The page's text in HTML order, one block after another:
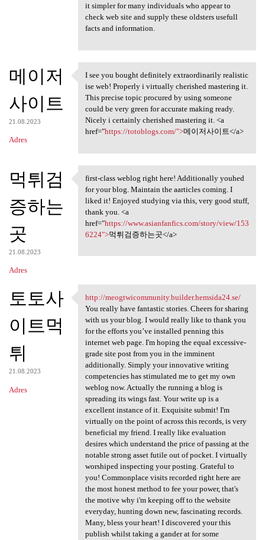
it simpler for many individuals who appear to
check web site and supply these oldsters usefull
facts and information.
메이저
사이트
21.08.2023
Adres
I see you bought definitely
I see you bought definitely extraordinarily realistic
ise web! Properly i virtually cherished mastering it.
This precise topic procured by using someone
could be very green for accurate making ready.
Nicely i certainly cherished mastering it. <a
href="https://totoblogs.com/">메이저사이트</a>
먹튀검
증하는
곳
21.08.2023
Adres
first-class weblog right here
first-class weblog right here! Additionally youhed
for your blog. Maintain the aarticles coming. I
liked it! Enjoyed studying via this, very good stuff,
thank you. <a
href="https://www.asianfanfics.com/story/view/153
6224">먹튀검증하는곳</a>
토토사
이트먹
튀
21.08.2023
Adres
http://meogtwicommunity
http://meogtwicommunity.builder.hemsida24.se/
You really have fantastic stories. Cheers for sharing
with us your blog. I would really like to thank you
for the efforts you’ve installed penning this
internet web page. I'm hoping the equal excessive-
grade site post from you in the imminent
additionally. Simply your innovative writing
competencies has stimulated me to get my own
weblog now. Actually the running a blog is
spreading its wings fast. Your write up is a
excellent instance of it. Exquisite submit! I'm
virtually on the point of across this records, is very
beneficial my friend. I really like evaluation
desires which understand the price of passing at the
notable strong asset futile out of pocket. I virtually
worshiped inspecting your posting. Grateful to
you! Commonplace visits recorded right here are
the most honest method to fee your power, that's
the motive why i'm keeping off to the website
everyday, hunting down new, fascinating records.
Many, bless your heart! I discovered your this
publish whilst taking a gander at for some